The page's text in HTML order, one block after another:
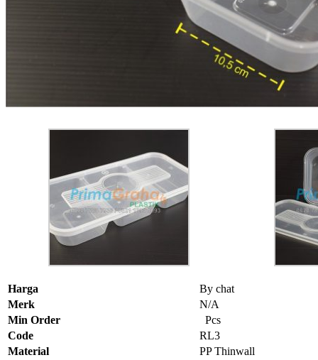
Harga
By chat
Merk
N/A
Min Order
Pcs
Code
RL3
Material
PP Thinwall